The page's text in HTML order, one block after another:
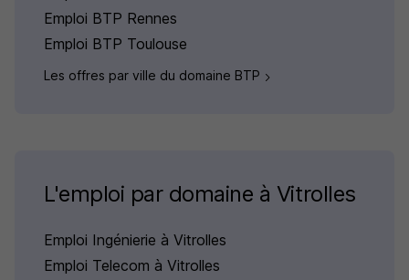
Emploi BTP Rennes
Emploi BTP Toulouse
Les offres par ville du domaine BTP
L'emploi par domaine à Vitrolles
Emploi Ingénierie à Vitrolles
Emploi Telecom à Vitrolles